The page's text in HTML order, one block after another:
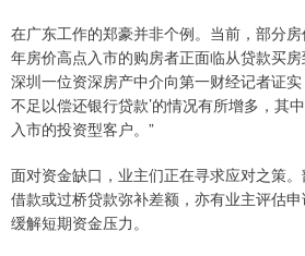
在广东工作的郑豪并非个例。当前，部分
年房价高点入市的购房者正面临从贷款买房
深圳一位资深房产中介向第一财经记者证实
不足以偿还银行贷款’的情况有所增多，其
入市的投资型客户。”
面对资金缺口，业主们正在寻求应对之策
借款或过桥贷款弥补差额，亦有业主评估
缓解短期资金压力。